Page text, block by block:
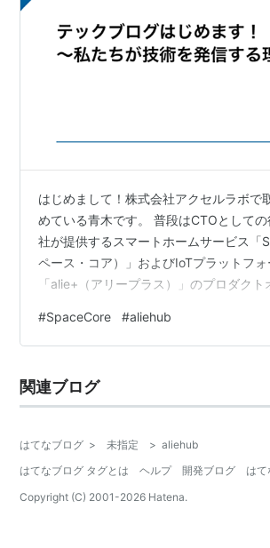
はじめまして！株式会社アクセルラボで
めている青木です。 普段はCTOとして
社が提供するスマートホームサービス「
ペース・コア）」およびIoTプラットフ
「alie+（アリープラス）」のプロダクト
リングに関する情報発信の場として、新
グを開設することになりました。記念す
は、まず「なぜ私たちがテックブログを
か」、その背景にある想いや目的、そし
#SpaceCore #aliehub
関連ブログ
はてなブログ > 未指定 > aliehub
はてなブログ タグとは
ヘルプ 開発ブログ
は
Copyright (C) 2001-2026 Hatena.